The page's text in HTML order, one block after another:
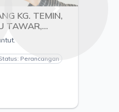
KG. TEMIN,
TAWAR,
PAHANG
ENGINEERING
SDN.BHD
Perancangan
Next